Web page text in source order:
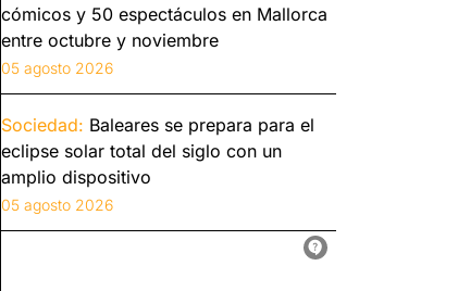
cómicos y 50 espectáculos en Mallorca
entre octubre y noviembre
05 agosto 2026
Sociedad: Baleares se prepara para el
eclipse solar total del siglo con un
amplio dispositivo
05 agosto 2026